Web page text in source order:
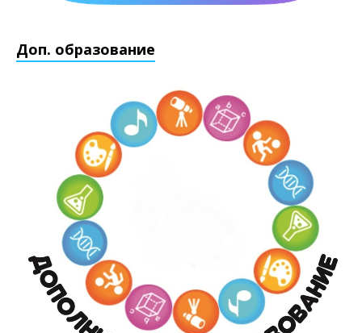
Доп. образование